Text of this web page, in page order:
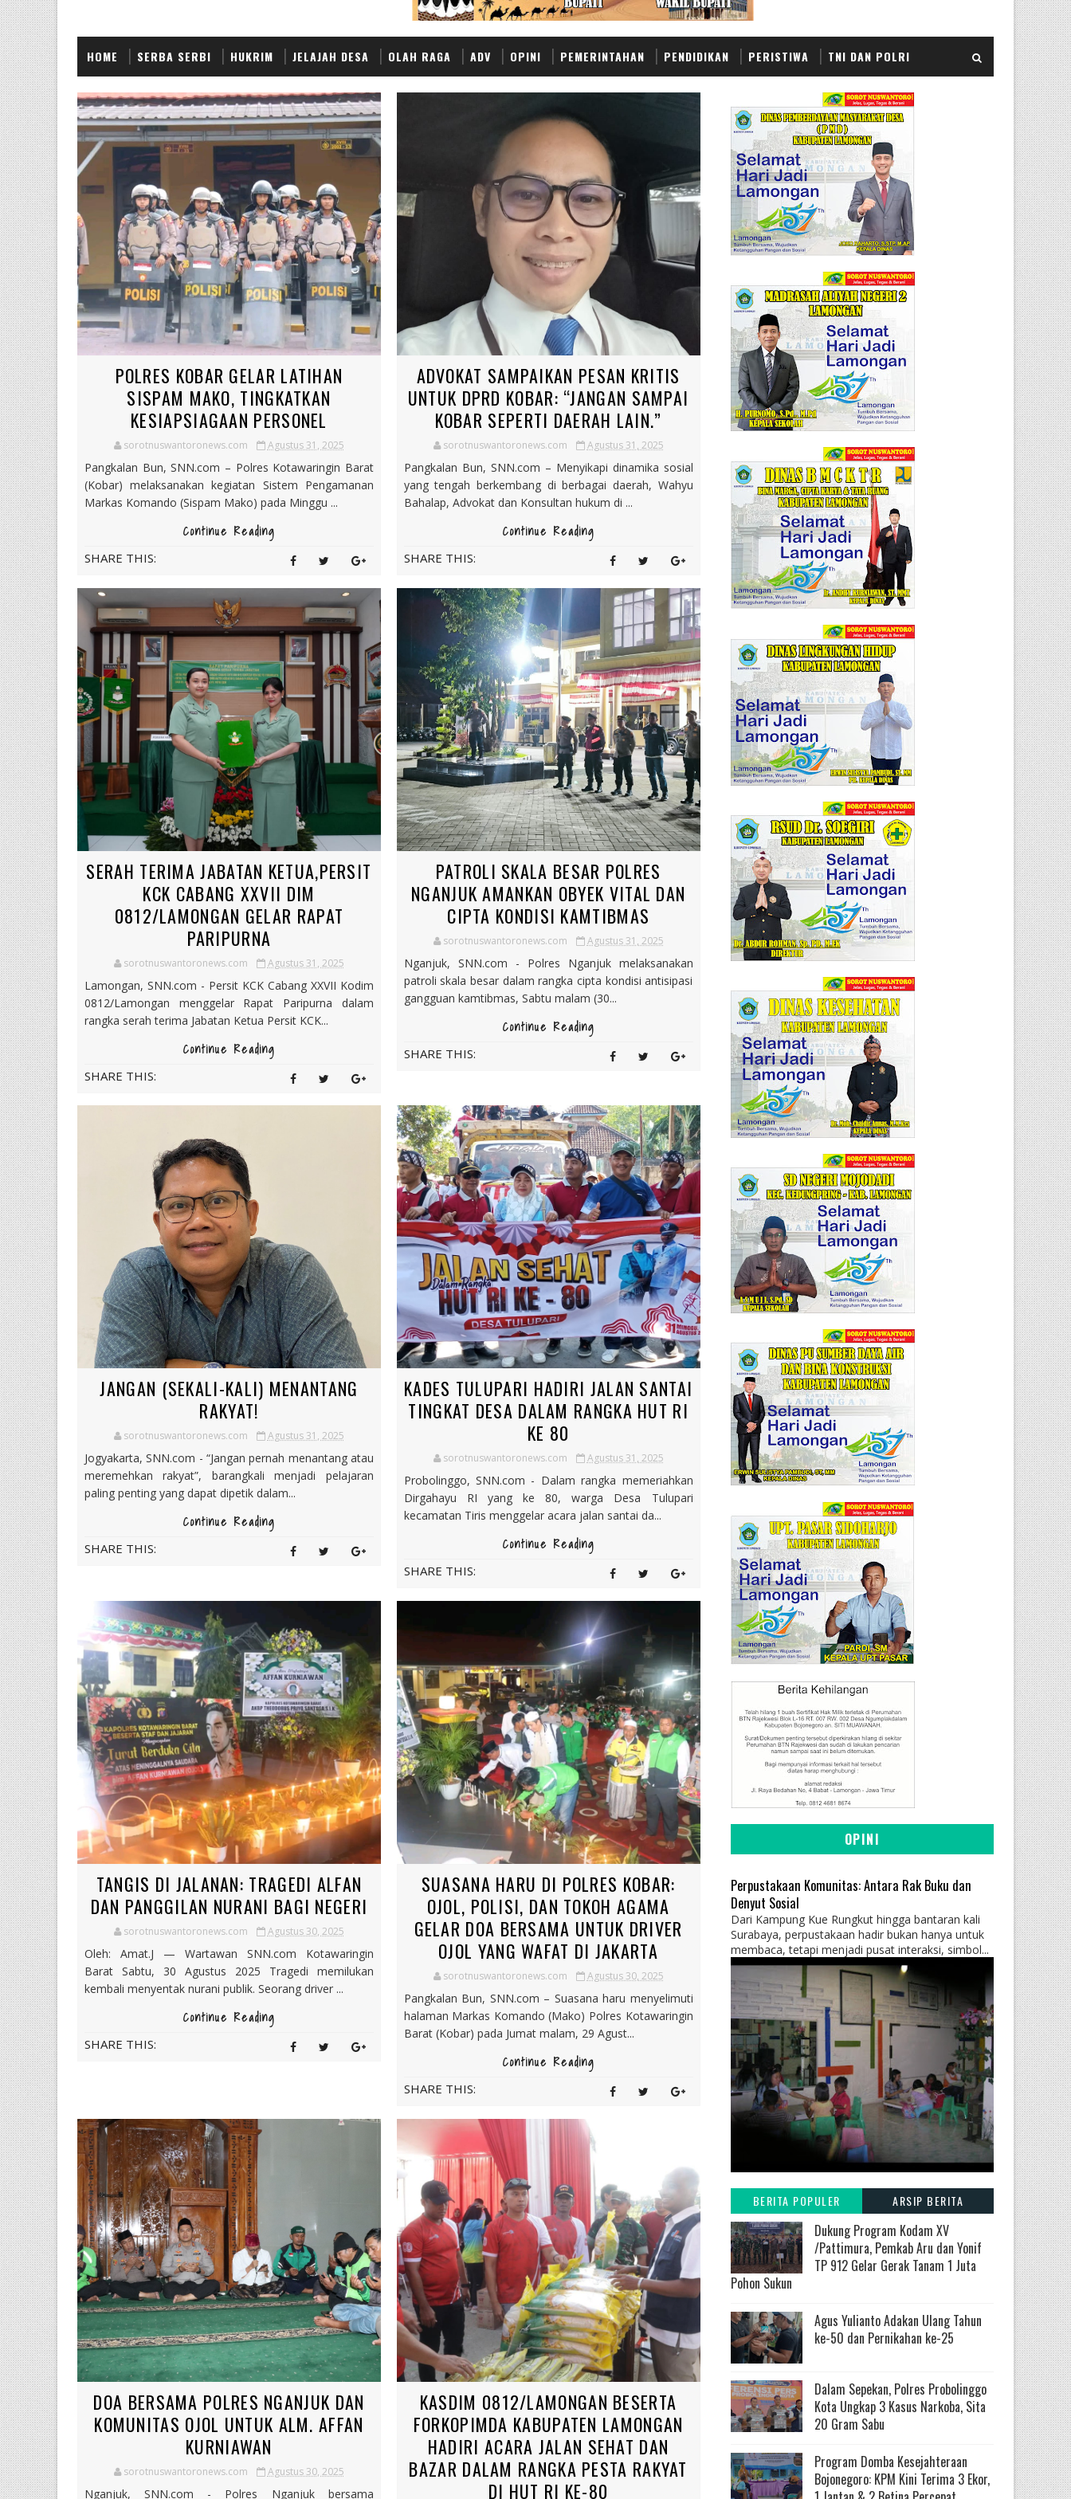
HOME SERBA SERBI HUKRIM JELAJAH DESA OLAH RAGA ADV OPINI PEMERINTAHAN PENDIDIKAN PERISTIWA TNI DAN POLRI
POLRES KOBAR GELAR LATIHAN
SISPAM MAKO, TINGKATKAN
KESIAPSIAGAAN PERSONEL
sorotnuswantoronews.com Agustus 31, 2025
Pangkalan Bun, SNN.com – Polres Kotawaringin Barat
(Kobar) melaksanakan kegiatan Sistem Pengamanan
Markas Komando (Sispam Mako) pada Minggu ...
Continue Reading
SHARE THIS:
ADVOKAT SAMPAIKAN PESAN KRITIS
UNTUK DPRD KOBAR: “JANGAN SAMPAI
KOBAR SEPERTI DAERAH LAIN.”
sorotnuswantoronews.com Agustus 31, 2025
Pangkalan Bun, SNN.com – Menyikapi dinamika sosial
yang tengah berkembang di berbagai daerah, Wahyu
Bahalap, Advokat dan Konsultan hukum di ...
Continue Reading
SHARE THIS:
SERAH TERIMA JABATAN KETUA,PERSIT
KCK CABANG XXVII DIM
0812/LAMONGAN GELAR RAPAT
PARIPURNA
sorotnuswantoronews.com Agustus 31, 2025
Lamongan, SNN.com - Persit KCK Cabang XXVII Kodim
0812/Lamongan menggelar Rapat Paripurna dalam
rangka serah terima Jabatan Ketua Persit KCK...
Continue Reading
SHARE THIS:
PATROLI SKALA BESAR POLRES
NGANJUK AMANKAN OBYEK VITAL DAN
CIPTA KONDISI KAMTIBMAS
sorotnuswantoronews.com Agustus 31, 2025
Nganjuk, SNN.com - Polres Nganjuk melaksanakan
patroli skala besar dalam rangka cipta kondisi antisipasi
gangguan kamtibmas, Sabtu malam (30...
Continue Reading
SHARE THIS:
JANGAN (SEKALI-KALI) MENANTANG
RAKYAT!
sorotnuswantoronews.com Agustus 31, 2025
Jogyakarta, SNN.com - “Jangan pernah menantang atau
meremehkan rakyat”, barangkali menjadi pelajaran
paling penting yang dapat dipetik dalam...
Continue Reading
SHARE THIS:
KADES TULUPARI HADIRI JALAN SANTAI
TINGKAT DESA DALAM RANGKA HUT RI
KE 80
sorotnuswantoronews.com Agustus 31, 2025
Probolinggo, SNN.com - Dalam rangka memeriahkan
Dirgahayu RI yang ke 80, warga Desa Tulupari
kecamatan Tiris menggelar acara jalan santai da...
Continue Reading
SHARE THIS:
TANGIS DI JALANAN: TRAGEDI ALFAN
DAN PANGGILAN NURANI BAGI NEGERI
sorotnuswantoronews.com Agustus 30, 2025
Oleh: Amat.J — Wartawan SNN.com Kotawaringin
Barat Sabtu, 30 Agustus 2025 Tragedi memilukan
kembali menyentak nurani publik. Seorang driver ...
Continue Reading
SHARE THIS:
SUASANA HARU DI POLRES KOBAR:
OJOL, POLISI, DAN TOKOH AGAMA
GELAR DOA BERSAMA UNTUK DRIVER
OJOL YANG WAFAT DI JAKARTA
sorotnuswantoronews.com Agustus 30, 2025
Pangkalan Bun, SNN.com – Suasana haru menyelimuti
halaman Markas Komando (Mako) Polres Kotawaringin
Barat (Kobar) pada Jumat malam, 29 Agust...
Continue Reading
SHARE THIS:
DOA BERSAMA POLRES NGANJUK DAN
KOMUNITAS OJOL UNTUK ALM. AFFAN
KURNIAWAN
sorotnuswantoronews.com Agustus 30, 2025
Nganjuk, SNN.com - Polres Nganjuk bersama
KASDIM 0812/LAMONGAN BESERTA
FORKOPIMDA KABUPATEN LAMONGAN
HADIRI ACARA JALAN SEHAT DAN
BAZAR DALAM RANGKA PESTA RAKYAT
DI HUT RI KE-80
OPINI
Perpustakaan Komunitas: Antara Rak Buku dan
Denyut Sosial
Dari Kampung Kue Rungkut hingga bantaran kali
Surabaya, perpustakaan hadir bukan hanya untuk
membaca, tetapi menjadi pusat interaksi, simbol...
BERITA POPULER ARSIP BERITA
Dukung Program Kodam XV
/Pattimura, Pemkab Aru dan Yonif
TP 912 Gelar Gerak Tanam 1 Juta
Pohon Sukun
Agus Yulianto Adakan Ulang Tahun
ke-50 dan Pernikahan ke-25
Dalam Sepekan, Polres Probolinggo
Kota Ungkap 3 Kasus Narkoba, Sita
20 Gram Sabu
Program Domba Kesejahteraan
Bojonegoro: KPM Kini Terima 3 Ekor,